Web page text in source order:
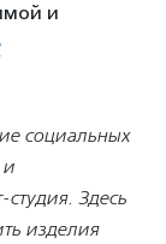
и
социальных
и
Здесь
изделия